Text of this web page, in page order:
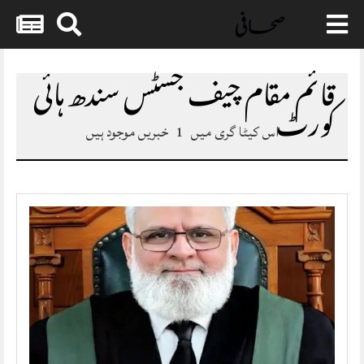
Skip
content
قائم مقام چیف جسٹس سندھ ہائی
کورٹاس کیٹا گری میں 1 خبریں موجود ہیں